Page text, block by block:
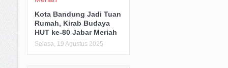
Kota Bandung Jadi Tuan
Rumah, Kirab Budaya
HUT ke-80 Jabar Meriah
Selasa, 19 Agustus 2025